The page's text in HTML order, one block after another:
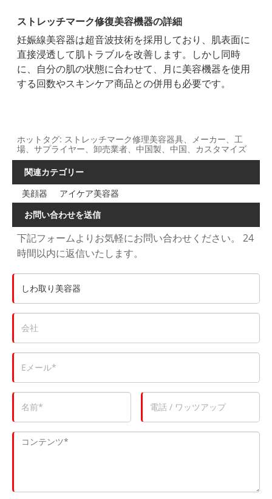
ストレッチマーク修復美容機器の詳細
妊娠線美容器は超音波技術を採用しており、肌表面に
直接浸透して肌トラブルを改善します。しかし同時
に、自分の肌の状態に合わせて、月に美容機器を使用
する回数やスキンケア商品との併用も必要です。
ホットタグ: ストレッチマーク修理美容器具、メーカー、工
場、サプライヤー、卸売業者、中国製、中国、カスタマイズ
関連カテゴリー
美顔器
アイケア美容器
お問い合わせを送信
下記フォームよりお気軽にお問い合わせください。 24
時間以内に返信いたします。